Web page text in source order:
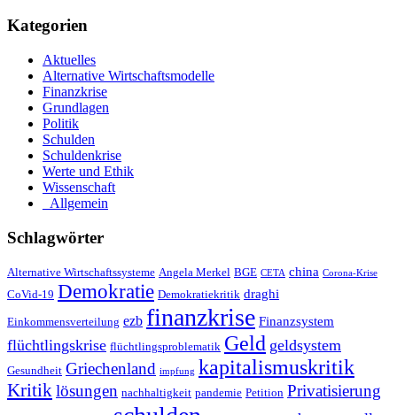
Kategorien
Aktuelles
Alternative Wirtschaftsmodelle
Finanzkrise
Grundlagen
Politik
Schulden
Schuldenkrise
Werte und Ethik
Wissenschaft
_Allgemein
Schlagwörter
Alternative Wirtschaftssysteme Angela Merkel BGE CETA china Corona-Krise
CoVid-19 Demokratie Demokratiekritik draghi
Einkommensverteilung ezb finanzkrise Finanzsystem
flüchtlingskrise flüchtlingsproblematik Geld geldsystem
Gesundheit Griechenland impfung kapitalismuskritik
Kritik lösungen nachhaltigkeit pandemie Petition Privatisierung